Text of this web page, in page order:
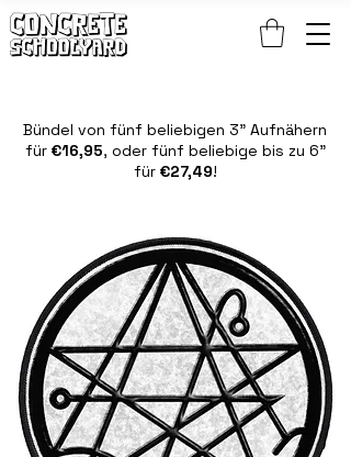
Bündel von fünf beliebigen 3" Aufnähern
für €16,95, oder fünf beliebige bis zu 6"
für €27,49!